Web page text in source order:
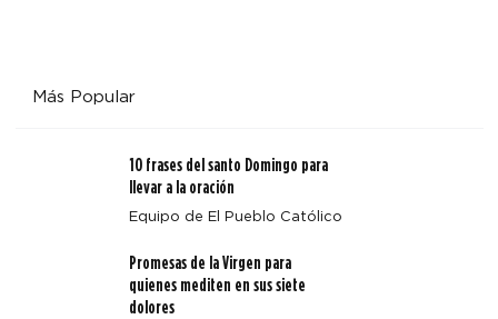
Más Popular
10 frases del santo Domingo para
llevar a la oración
Equipo de El Pueblo Católico
Promesas de la Virgen para
quienes mediten en sus siete
dolores